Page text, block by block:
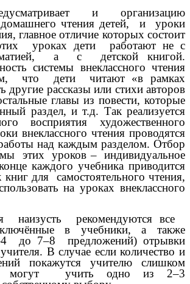
и организацию
домашнего чтения детей, и уроки
главное отличие которых состоит
уроках дети работают не с
а с детской книгой.
системы внеклассного чтения
что дети читают «в рамках
другие рассказы или стихи авторов
главы из повести, которые
раздел, и т.д. Так реализуется
восприятия художественного
внеклассного чтения проводятся
над каждым разделом. Отбор
этих уроков – индивидуальное
каждого учебника приводится
для самостоятельного чтения,
на уроках внеклассного
наизусть рекомендуются все
в учебники, а также
до 7–8 предложений) отрывки
В случае если количество и
покажутся учителю слишком
могут учить одно из 2–3